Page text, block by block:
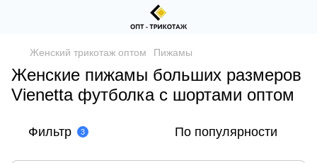
Женский трикотаж оптом Пижамы
Женские пижамы больших размеров
Vienetta футболка с шортами оптом
Фильтр 3 По популярности